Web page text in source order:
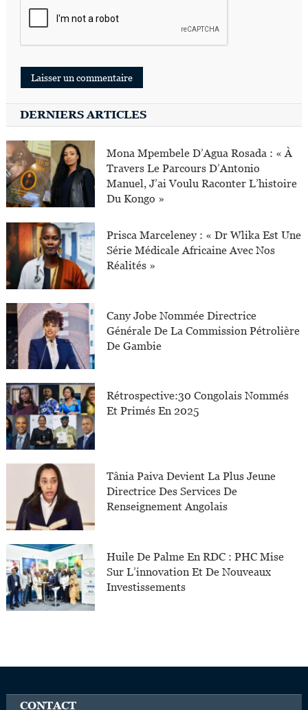
DERNIERS ARTICLES
Mona Mpembele D’Agua Rosada : « À
Travers Le Parcours D’Antonio
Manuel, J’ai Voulu Raconter L’histoire
Du Kongo »
Prisca Marceleney : « Dr Wlika Est Une
Série Médicale Africaine Avec Nos
Réalités »
Cany Jobe Nommée Directrice
Générale De La Commission Pétrolière
De Gambie
Rétrospective:30 Congolais Nommés
Et Primés En 2025
Tânia Paiva Devient La Plus Jeune
Directrice Des Services De
Renseignement Angolais
Huile De Palme En RDC : PHC Mise
Sur L’innovation Et De Nouveaux
Investissements
CONTACT